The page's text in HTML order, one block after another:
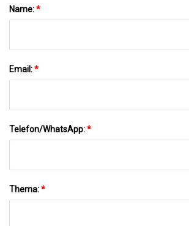
Name:*
Email:*
Telefon/WhatsApp:*
Thema:*